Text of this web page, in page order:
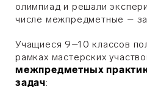
олимпиад и решали
числе межпредметные –
Учащиеся 9–10 классов
рамках мастерских
межпредметных
задач: